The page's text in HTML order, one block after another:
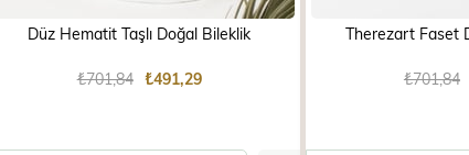
Düz Hematit Taşlı Doğal Bileklik
₺491,29
₺701,84
Therezart Faset
₺701,84